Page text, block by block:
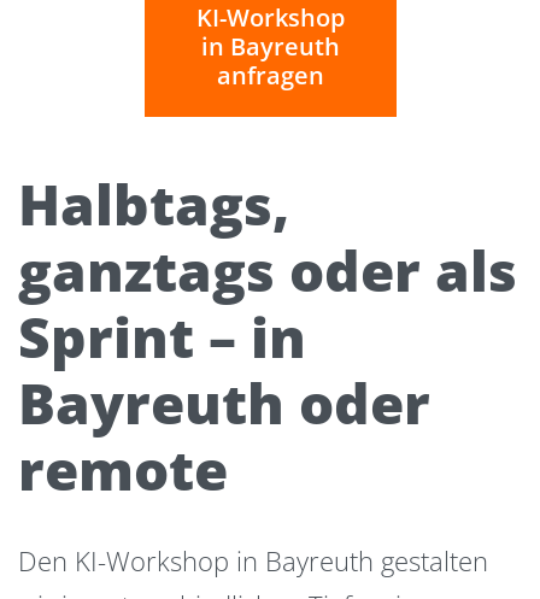
KI-Workshop
in Bayreuth
anfragen
Halbtags,
ganztags oder als
Sprint – in
Bayreuth oder
remote
Den KI-Workshop in Bayreuth gestalten